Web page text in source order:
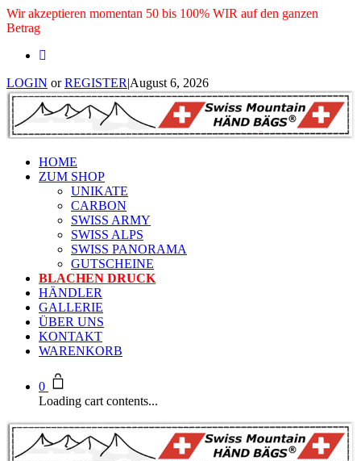
Wir akzeptieren momentan 50 bis 100% WIR auf den ganzen
Betrag
LOGIN orREGISTER|August 6, 2026
HOME
ZUM SHOP
UNIKATE
CARBON
SWISS ARMY
SWISS ALPS
SWISS PANORAMA
GUTSCHEINE
BLACHEN DRUCK
HÄNDLER
GALLERIE
ÜBER UNS
KONTAKT
WARENKORB
0
Loading cart contents...